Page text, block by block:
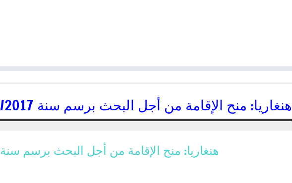
هنغاريا: منح الإقامة من أجل البحث برسم سنة 2018/2017
هنغاريا: منح الإقامة من أجل البحث برسم سنة 2018/2017